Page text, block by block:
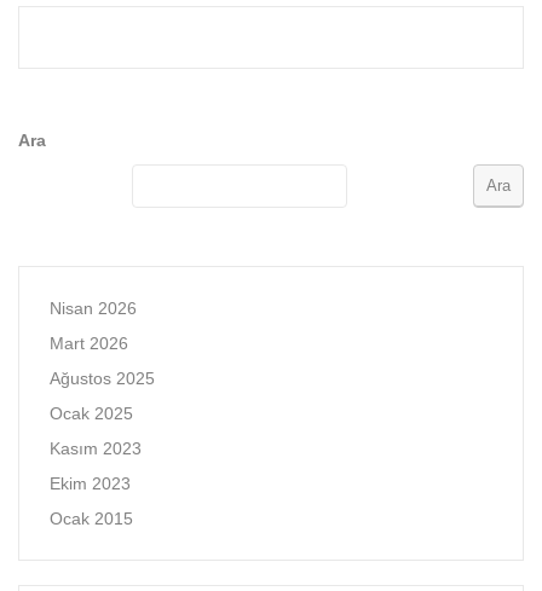
Ara
Ara
Nisan 2026
Mart 2026
Ağustos 2025
Ocak 2025
Kasım 2023
Ekim 2023
Ocak 2015